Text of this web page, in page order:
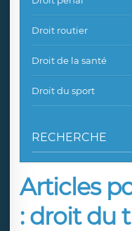
Articles
: droit du
Droit routier
Droit de la santé
Droit du sport